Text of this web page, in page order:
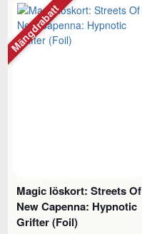
Magic löskort: Streets Of
New Capenna: Hypnotic
Grifter (Foil)
Mängdrabatt